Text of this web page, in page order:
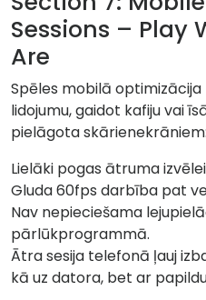
Sessions – Play
Are
Spēles mobilā
lidojumu, gaidot kafiju vai
pielāgota skārienekrāniem:
Lielāki pogas ātruma
Gluda 60fps darbība pat
Nav nepieciešama
pārlūkprogrammā.
Ātra sesija telefonā ļauj
kā uz datora, bet ar